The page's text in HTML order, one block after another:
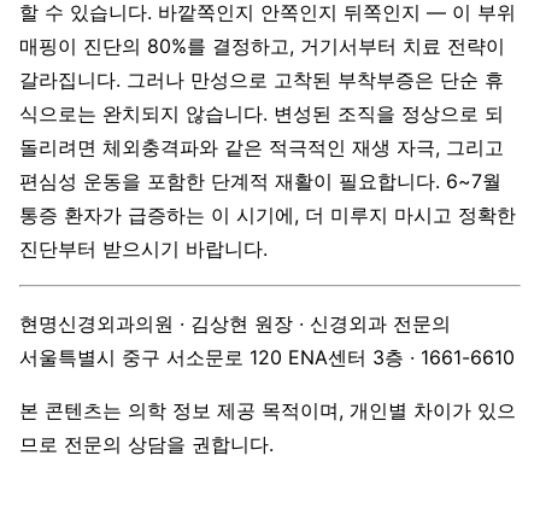
할 수 있습니다. 바깥쪽인지 안쪽인지 뒤쪽인지 — 이 부위
매핑이 진단의 80%를 결정하고, 거기서부터 치료 전략이
갈라집니다. 그러나 만성으로 고착된 부착부증은 단순 휴
식으로는 완치되지 않습니다. 변성된 조직을 정상으로 되
돌리려면 체외충격파와 같은 적극적인 재생 자극, 그리고
편심성 운동을 포함한 단계적 재활이 필요합니다. 6~7월
통증 환자가 급증하는 이 시기에, 더 미루지 마시고 정확한
진단부터 받으시기 바랍니다.
현명신경외과의원 · 김상현 원장 · 신경외과 전문의
서울특별시 중구 서소문로 120 ENA센터 3층 · 1661-6610
본 콘텐츠는 의학 정보 제공 목적이며, 개인별 차이가 있으
므로 전문의 상담을 권합니다.